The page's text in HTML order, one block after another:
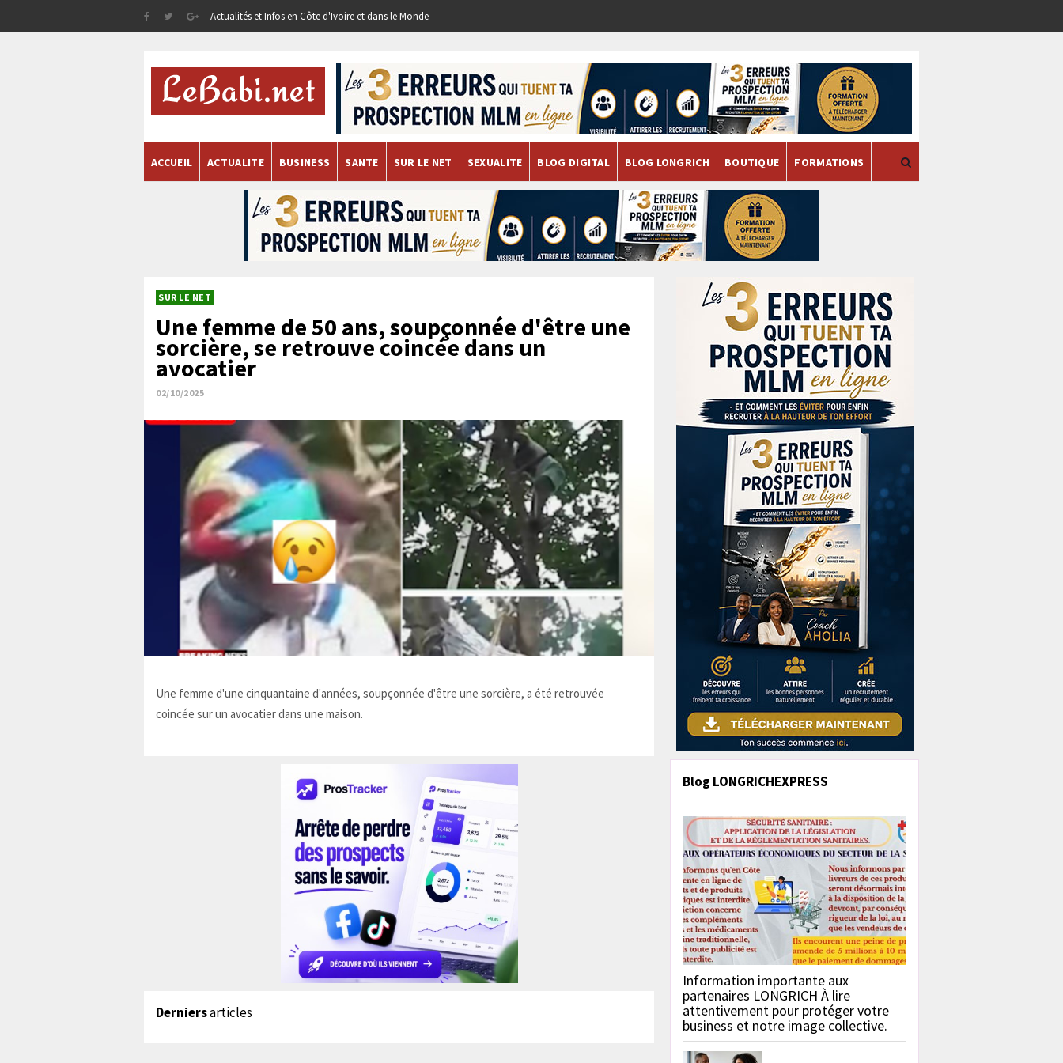
Actualités et Infos en Côte d'Ivoire et dans le Monde
ACCUEIL ACTUALITE BUSINESS SANTE SUR LE NET SEXUALITE BLOG DIGITAL BLOG LONGRICH BOUTIQUE FORMATIONS
SUR LE NET
Une femme de 50 ans, soupçonnée d'être une
sorcière, se retrouve coincée dans un
avocatier
02/10/2025
Une femme d'une cinquantaine d'années, soupçonnée d'être une sorcière, a été retrouvée
coincée sur un avocatier dans une maison.
Derniersarticles
Blog LONGRICHEXPRESS
Information importante aux
partenaires LONGRICH À lire
attentivement pour protéger votre
business et notre image collective.